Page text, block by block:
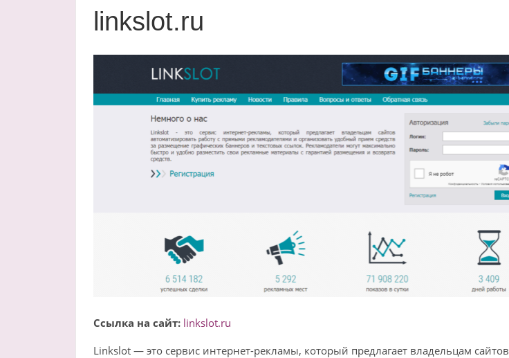
linkslot.ru
Ссылка на сайт: linkslot.ru
Linkslot — это сервис интернет-рекламы, который предлагает владельцам сайтов